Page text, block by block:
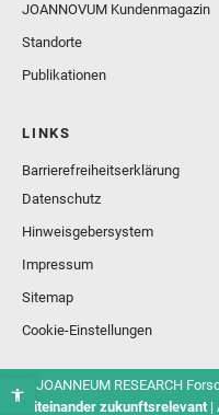
JOANNOVUM Kundenmagazin
Standorte
Publikationen
LINKS
Barrierefreiheitserklärung
Datenschutz
Hinweisgebersystem
Impressum
Sitemap
Cookie-Einstellungen
© JOANNEUM RESEARCH
Miteinander zukunftsrelevant|